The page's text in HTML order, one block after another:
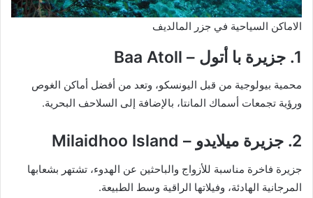
الاماكن السياحية في جزر المالديف
1. جزيرة با أتول – Baa Atoll
محمية بيولوجية من قبل اليونسكو، وتعد من أفضل أماكن الغوص
ورؤية تجمعات أسماك المانتا، بالإضافة إلى السلاحف البحرية.
2. جزيرة ميلايدو – Milaidhoo Island
جزيرة فاخرة مناسبة للأزواج والباحثين عن الهدوء، تشتهر بشعابها
المرجانية الهادئة، وفيلاتها الراقية وسط الطبيعة.